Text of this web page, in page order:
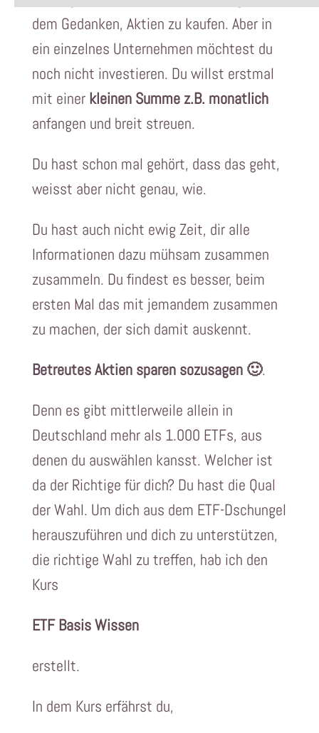
dem Gedanken, Aktien zu kaufen. Aber in
ein einzelnes Unternehmen möchtest du
noch nicht investieren. Du willst erstmal
mit einer kleinen Summe z.B. monatlich
anfangen und breit streuen.
Du hast schon mal gehört, dass das geht,
weisst aber nicht genau, wie.
Du hast auch nicht ewig Zeit, dir alle
Informationen dazu mühsam zusammen
zusammeln. Du findest es besser, beim
ersten Mal das mit jemandem zusammen
zu machen, der sich damit auskennt.
Betreutes Aktien sparen sozusagen 🙂.
Denn es gibt mittlerweile allein in
Deutschland mehr als 1.000 ETFs, aus
denen du auswählen kansst. Welcher ist
da der Richtige für dich? Du hast die Qual
der Wahl. Um dich aus dem ETF-Dschungel
herauszuführen und dich zu unterstützen,
die richtige Wahl zu treffen, hab ich den
Kurs
ETF Basis Wissen
erstellt.
In dem Kurs erfährst du,